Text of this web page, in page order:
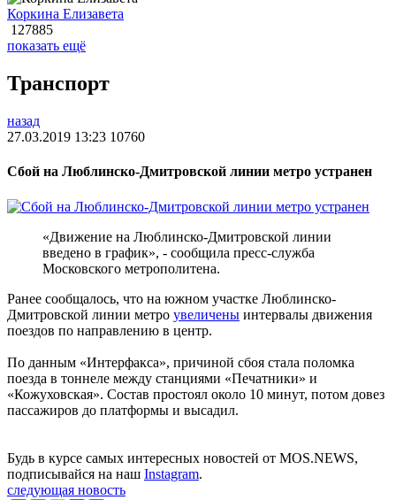
Коркина Елизавета
127885
показать ещё
Транспорт
назад
27.03.2019 13:23 10760
Сбой на Люблинско-Дмитровской линии метро устранен
«Движение на Люблинско-Дмитровской линии
введено в график», - сообщила пресс-служба
Московского метрополитена.
Ранее сообщалось, что на южном участке Люблинско-
Дмитровской линии метро увеличены интервалы движения
поездов по направлению в центр.
По данным «Интерфакса», причиной сбоя стала поломка
поезда в тоннеле между станциями «Печатники» и
«Кожуховская». Состав простоял около 10 минут, потом довез
пассажиров до платформы и высадил.
Будь в курсе самых интересных новостей от MOS.NEWS,
подписывайся на наш Instagram.
следующая новость